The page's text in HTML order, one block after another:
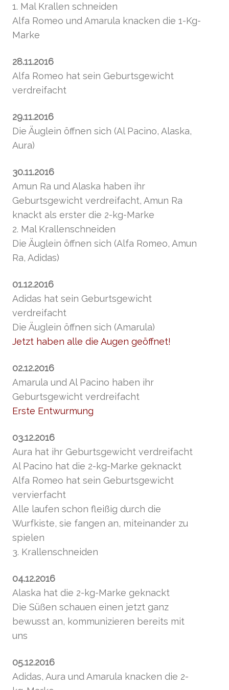
1. Mal Krallen schneiden
Alfa Romeo und Amarula knacken die 1-Kg-
Marke
28.11.2016
Alfa Romeo hat sein Geburtsgewicht
verdreifacht
29.11.2016
Die Äuglein öffnen sich (Al Pacino, Alaska,
Aura)
30.11.2016
Amun Ra und Alaska haben ihr
Geburtsgewicht verdreifacht, Amun Ra
knackt als erster die 2-kg-Marke
2. Mal Krallenschneiden
Die Äuglein öffnen sich (Alfa Romeo, Amun
Ra, Adidas)
01.12.2016
Adidas hat sein Geburtsgewicht
verdreifacht
Die Äuglein öffnen sich (Amarula)
Jetzt haben alle die Augen geöffnet!
02.12.2016
Amarula und Al Pacino haben ihr
Geburtsgewicht verdreifacht
Erste Entwurmung
03.12.2016
Aura hat ihr Geburtsgewicht verdreifacht
Al Pacino hat die 2-kg-Marke geknackt
Alfa Romeo hat sein Geburtsgewicht
vervierfacht
Alle laufen schon fleißig durch die
Wurfkiste, sie fangen an, miteinander zu
spielen
3. Krallenschneiden
04.12.2016
Alaska hat die 2-kg-Marke geknackt
Die Süßen schauen einen jetzt ganz
bewusst an, kommunizieren bereits mit
uns
05.12.2016
Adidas, Aura und Amarula knacken die 2-